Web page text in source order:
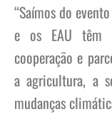
“Saímos do
e os EAU têm
cooperação e
a agricultura, a
mudanças